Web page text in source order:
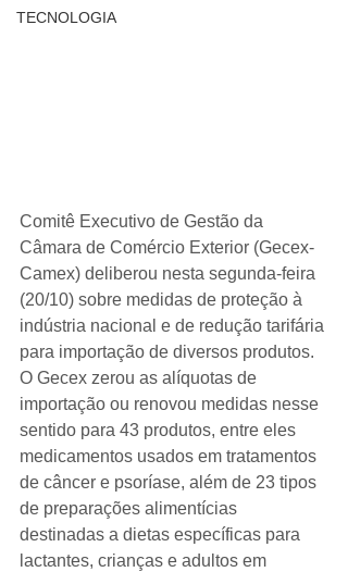
TECNOLOGIA
Comitê Executivo de Gestão da
Câmara de Comércio Exterior (Gecex-
Camex) deliberou nesta segunda-feira
(20/10) sobre medidas de proteção à
indústria nacional e de redução tarifária
para importação de diversos produtos.
O Gecex zerou as alíquotas de
importação ou renovou medidas nesse
sentido para 43 produtos, entre eles
medicamentos usados em tratamentos
de câncer e psoríase, além de 23 tipos
de preparações alimentícias
destinadas a dietas específicas para
lactantes, crianças e adultos em